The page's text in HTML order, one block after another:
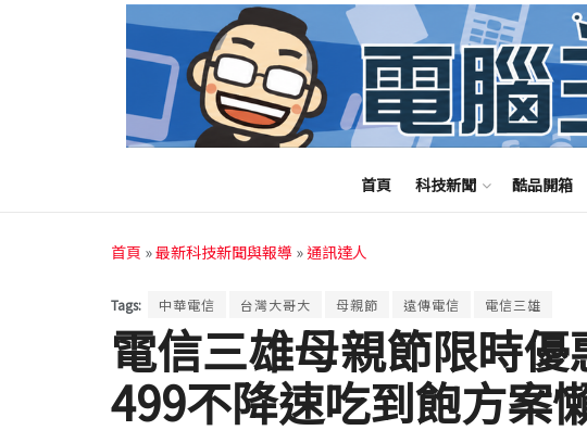
首頁 科技新聞 酷品開箱
首頁 »最新科技新聞與報導 »通訊達人
Tags: 中華電信 台灣大哥大 母親節 遠傳電信 電信三雄
電信三雄母親節限時
499不降速吃到飽方案